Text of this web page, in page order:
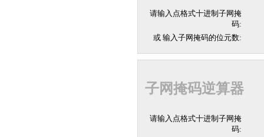
请输入点格式十进制子网掩
码:
或 输入子网掩码的位元数:
子网掩码逆算器
请输入点格式十进制子网掩
码: